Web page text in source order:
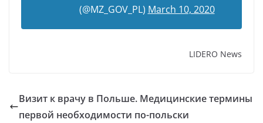
(@MZ_GOV_PL) March 10, 2020
LIDERO News
Визит к врачу в Польше. Медицинские термины
первой необходимости по-польски